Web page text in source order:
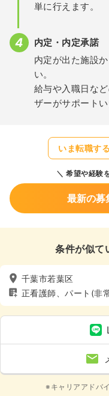
単に行えます。
内定・内定承諾
内定が出た施設
い。
給与や入職日な
ザーがサポートい
いま転職す
希望や経験
最新の募
条件が似て
千葉市若葉区
正看護師、パート(非
ム、介護・福祉系
※キャリアアドバ